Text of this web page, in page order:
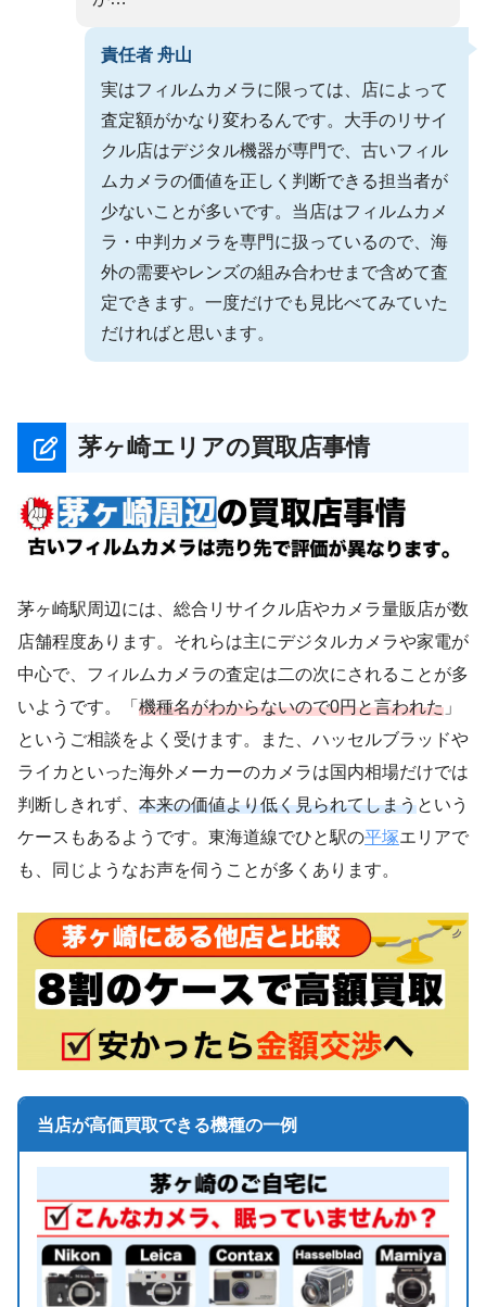
責任者 舟山
実はフィルムカメラに限っては、店によって
査定額がかなり変わるんです。大手のリサイ
クル店はデジタル機器が専門で、古いフィル
ムカメラの価値を正しく判断できる担当者が
少ないことが多いです。当店はフィルムカメ
ラ・中判カメラを専門に扱っているので、海
外の需要やレンズの組み合わせまで含めて査
定できます。一度だけでも見比べてみていた
だければと思います。
茅ヶ崎エリアの買取店事情
茅ヶ崎駅周辺には、総合リサイクル店やカメラ量販店が数
店舗程度あります。それらは主にデジタルカメラや家電が
中心で、フィルムカメラの査定は二の次にされることが多
いようです。「 機種名がわからないので0円と言われた 」
というご相談をよく受けます。また、ハッセルブラッドや
ライカといった海外メーカーのカメラは国内相場だけでは
判断しきれず、 本来の価値より低く見られてしまうという
ケースもあるようです。東海道線でひと駅の平塚エリアで
も、同じようなお声を伺うことが多くあります。
当店が高価買取できる機種の一例